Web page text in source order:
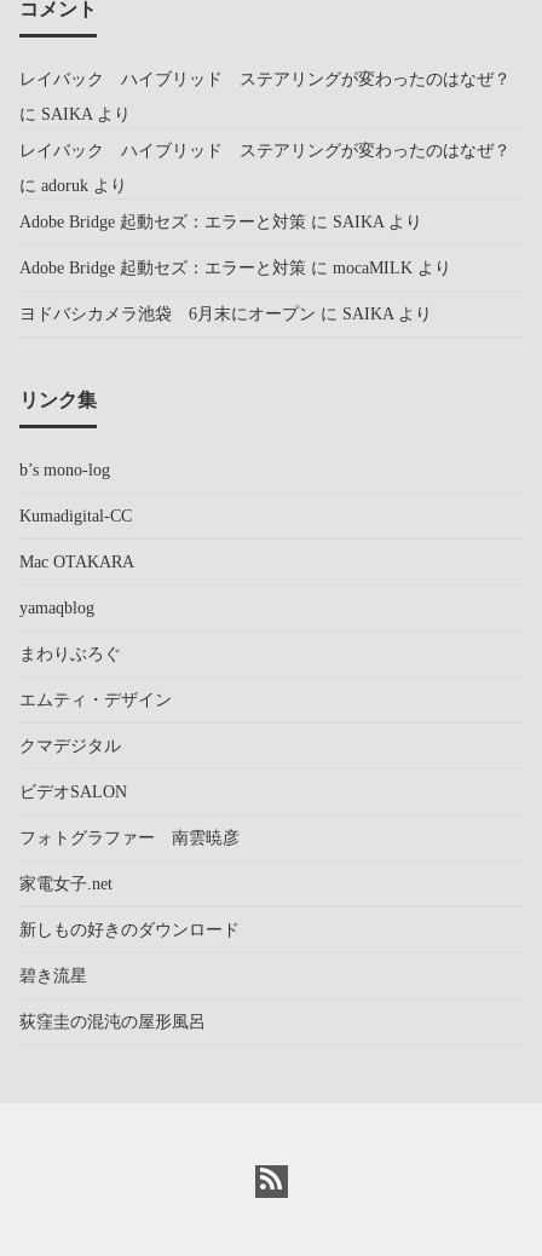
コメント
レイバック ハイブリッド ステアリングが変わったのはなぜ？
に SAIKA より
レイバック ハイブリッド ステアリングが変わったのはなぜ？
に adoruk より
Adobe Bridge 起動セズ：エラーと対策 に SAIKA より
Adobe Bridge 起動セズ：エラーと対策 に mocaMILK より
ヨドバシカメラ池袋 6月末にオープン に SAIKA より
リンク集
b’s mono-log
Kumadigital-CC
Mac OTAKARA
yamaqblog
まわりぶろぐ
エムティ・デザイン
クマデジタル
ビデオSALON
フォトグラファー 南雲暁彦
家電女子.net
新しもの好きのダウンロード
碧き流星
荻窪圭の混沌の屋形風呂